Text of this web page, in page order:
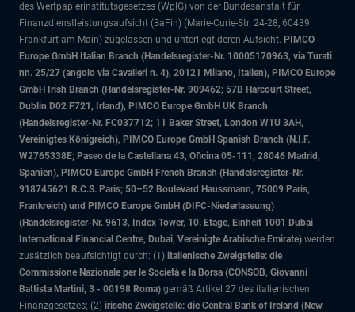
des Wertpapierinstitutsgesetzes (WpIG) von der Bundesanstalt für
Finanzdienstleistungsaufsicht (BaFin) (Marie-Curie-Str. 24-28, 60439
Frankfurt am Main) zugelassen und unterliegt deren Aufsicht. PIMCO
Europe GmbH Italian Branch (Handelsregister-Nr. 10005170963, via Turati
nn. 25/27 (angolo via Cavalieri n. 4), 20121 Milano, Italien), PIMCO Europe
GmbH Irish Branch (Handelsregister-Nr. 909462; 57B Harcourt Street,
Dublin D02 F721, Irland), PIMCO Europe GmbH UK Branch
(Handelsregister-Nr. FC037712; 11 Baker Street, London W1U 3AH,
Vereinigtes Königreich), PIMCO Europe GmbH Spanish Branch (N.I.F.
W2765338E; Paseo de la Castellana 43, Oficina 05-111, 28046 Madrid,
Spanien), PIMCO Europe GmbH French Branch (Handelsregister-Nr.
918745621 R.C.S. Paris; 50–52 Boulevard Haussmann, 75009 Paris,
Frankreich) und PIMCO Europe GmbH (DIFC-Niederlassung)
(Handelsregister-Nr. 9613, Index Tower, 10. Etage, Einheit 1001 Dubai
International Financial Centre, Dubai, Vereinigte Arabische Emirate) werden
zusätzlich beaufsichtigt durch: (1) italienische Zweigstelle: die
Commissione Nazionale per le Società e la Borsa (CONSOB, Giovanni
Battista Martini, 3 - 00198 Roma) gemäß Artikel 27 des italienischen
Finanzgesetzes; (2) irische Zweigstelle: die Central Bank of Ireland (New